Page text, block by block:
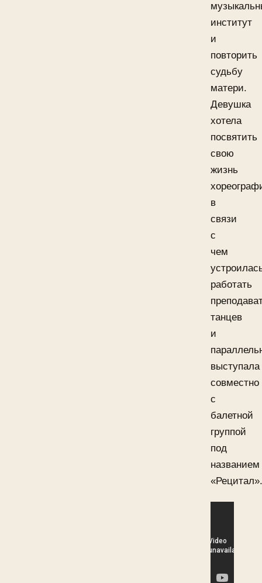
институт
и
повторить
судьбу
матери.
Девушка
хотела
посвятить
свою
жизнь
в
связи
с
чем
работать
танцев
и
выступала
совместно
с
балетной
группой
под
названием
«Рецитал».